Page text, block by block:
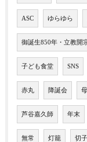
ASC ゆらゆら
御誕生850年・立教開
子ども食堂 SNS
赤丸 降誕会
芦谷嘉久師 年末
無常 灯籠 切